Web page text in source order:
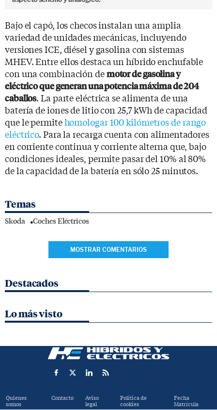
Bajo el capó, los checos instalan una amplia
variedad de unidades mecánicas, incluyendo
versiones ICE, diésel y gasolina con sistemas
MHEV. Entre ellos destaca un híbrido enchufable
con una combinación demotor de gasolina y
eléctrico que generan una potencia máxima de 204
caballos. La parte eléctrica se alimenta de una
batería de iones de litio con 25,7 kWh de capacidad
que le permitehomologar 100 kilómetros de rango
eléctrico. Para la recarga cuenta con alimentadores
en corriente continua y corriente alterna que, bajo
condiciones ideales, permite pasar del 10% al 80%
de la capacidad de la batería en sólo 25 minutos.
Temas
Skoda Coches Eléctricos
MOSTRAR COMENTARIOS
Destacados
Lo más visto
Quienes
somos
Contacto Aviso
legal
Política de
cookies
Fecha
Matrícula